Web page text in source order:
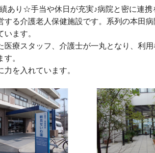
あり☆手当や休日が充実♪病院と密に連携
する介護老人保健施設です。系列の本田
ます。
医療スタッフ、介護士が一丸となり、利
。
力を入れています。